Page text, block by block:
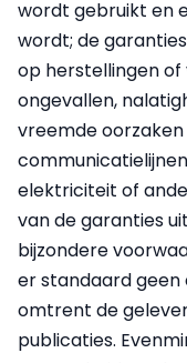
wordt gebruikt en
wordt; de
op herstellingen
ongevallen,
vreemde
elektriciteit of
van de garanties
bijzondere
er standaard geen
omtrent de
publicaties.